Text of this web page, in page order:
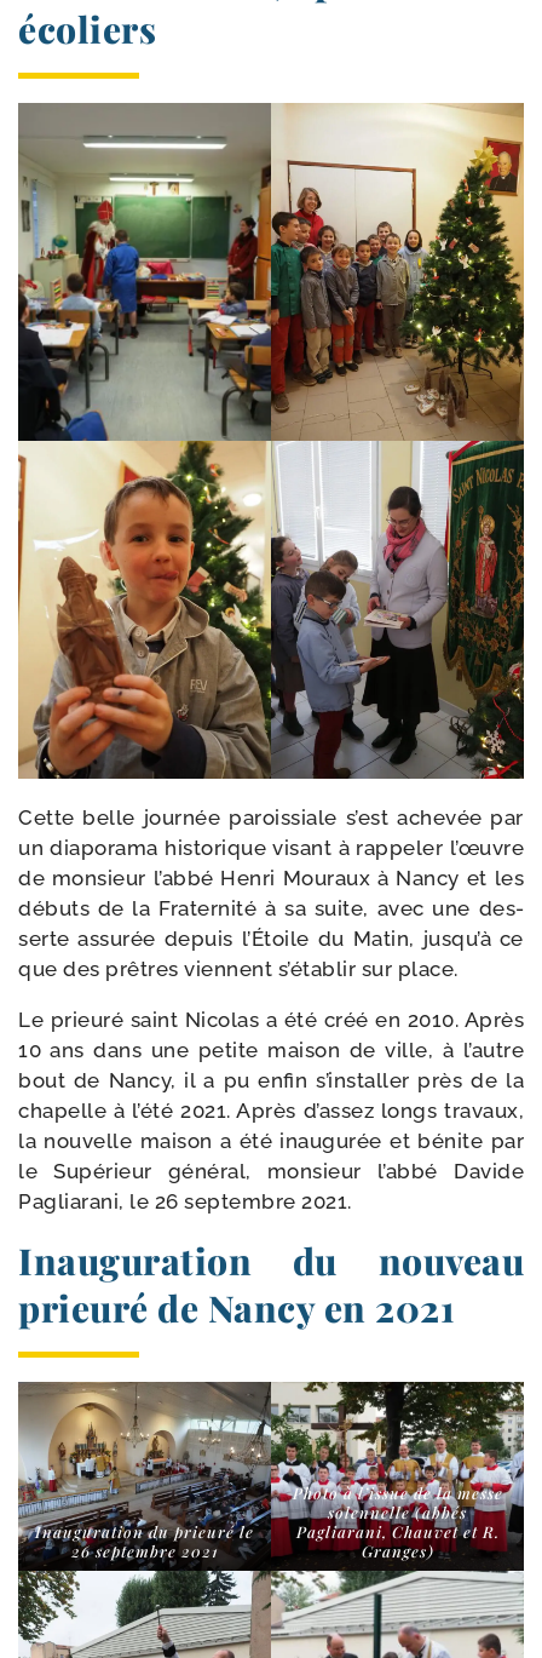
écoliers
Cette belle jour­née parois­siale s’est ache­vée par
un dia­po­ra­ma his­to­rique visant à rap­pe­ler l’œuvre
de mon­sieur l’abbé Henri Mouraux à Nancy et les
débuts de la Fraternité à sa suite, avec une des­
serte assu­rée depuis l’Étoile du Matin, jusqu’à ce
que des prêtres viennent s’établir sur place.
Le prieu­ré saint Nicolas a été créé en 2010. Après
10 ans dans une petite mai­son de ville, à l’autre
bout de Nancy, il a pu enfin s’installer près de la
cha­pelle à l’été 2021. Après d’assez longs tra­vaux,
la nou­velle mai­son a été inau­gu­rée et bénite par
le Supérieur géné­ral, mon­sieur l’abbé Davide
Pagliarani, le 26 sep­tembre 2021.
Inauguration du nouveau
prieuré de Nancy en 2021
Inauguration du prieu­ré le
26 sep­tembre 2021
Photo à l’is­sue de la messe
solen­nelle (abbés
Pagliarani, Chauvet et R.
Granges)